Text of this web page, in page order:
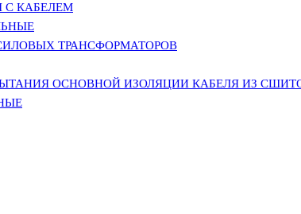
С КАБЕЛЕМ
ТРАНСФОРМАТОРОВ
ОСНОВНОЙ ИЗОЛЯЦИИ КАБЕЛЯ ИЗ